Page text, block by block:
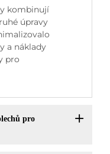
kombinují
úpravy
a náklady
pro
pro